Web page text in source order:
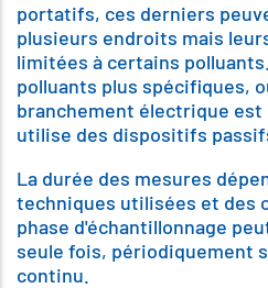
portatifs, ces derniers
plusieurs endroits mais
limitées à certains
polluants plus spécifiques,
branchement électrique est
utilise des dispositifs
La durée des mesures
techniques utilisées et des
phase d'échantillonnage
seule fois, périodiquement
continu.